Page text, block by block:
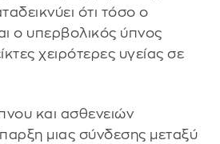
ότι τόσο ο
ο υπερβολικός ύπνος
χειρότερες υγείας σε
και ασθενειών
μιας σύνδεσης μεταξύ